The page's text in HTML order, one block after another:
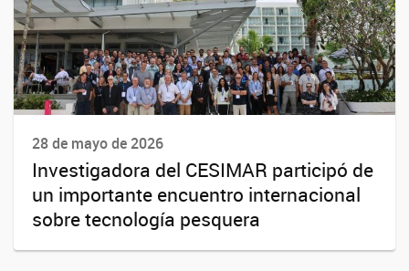
28 de mayo de 2026
Investigadora del CESIMAR participó de
un importante encuentro internacional
sobre tecnología pesquera